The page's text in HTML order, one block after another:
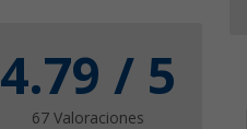
4.79 / 5
67 Valoraciones